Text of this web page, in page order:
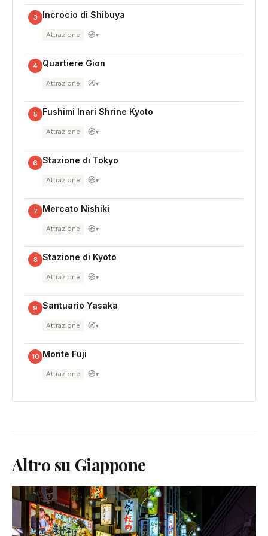
3 Incrocio di Shibuya
Attrazione 🧭▾
4 Quartiere Gion
Attrazione 🧭▾
5 Fushimi Inari Shrine Kyoto
Attrazione 🧭▾
6 Stazione di Tokyo
Attrazione 🧭▾
7 Mercato Nishiki
Attrazione 🧭▾
8 Stazione di Kyoto
Attrazione 🧭▾
9 Santuario Yasaka
Attrazione 🧭▾
10 Monte Fuji
Attrazione 🧭▾
Altro su Giappone